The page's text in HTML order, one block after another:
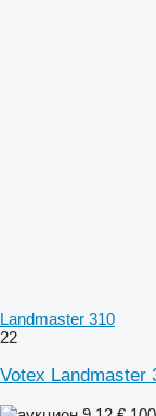
Landmaster 310
22
Votex Landmaster